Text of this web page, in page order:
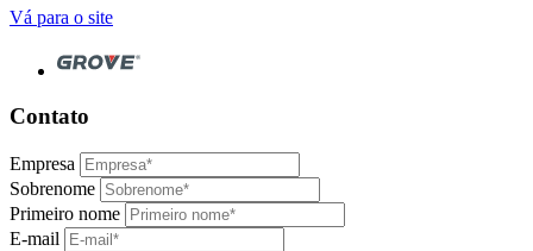
Vá para o site
Contato
Empresa
Sobrenome
Primeiro nome
E-mail